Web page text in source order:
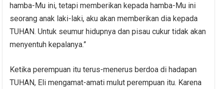
hamba-Mu ini, tetapi memberikan kepada hamba-Mu ini
seorang anak laki-laki, aku akan memberikan dia kepada
TUHAN. Untuk seumur hidupnya dan pisau cukur tidak akan
menyentuh kepalanya.”
Ketika perempuan itu terus-menerus berdoa di hadapan
TUHAN, Eli mengamat-amati mulut perempuan itu. Karena